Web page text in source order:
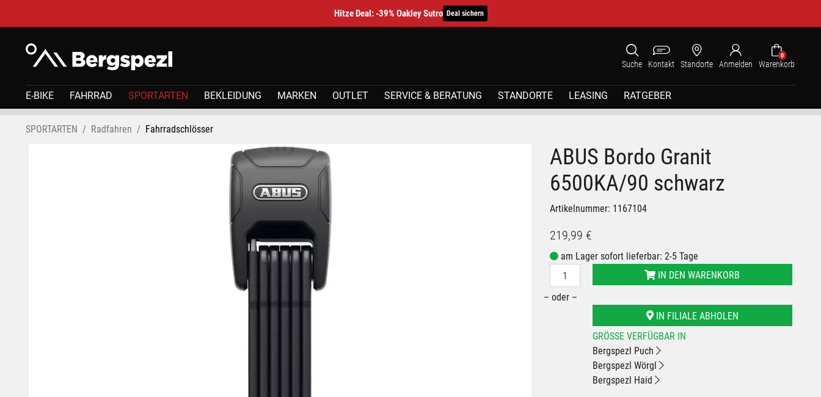
Hitze Deal: -39% Oakley Sutro Deal sichern
Suche Kontakt Standorte Anmelden
0
Warenkorb
E-BIKE FAHRRAD SPORTARTEN BEKLEIDUNG MARKEN OUTLET SERVICE & BERATUNG STANDORTE LEASING RATGEBER
SPORTARTEN Radfahren Fahrradschlösser
ABUS Bordo Granit
6500KA/90 schwarz
Artikelnummer: 1167104
219,99 €
am Lager sofort lieferbar: 2-5 Tage
IN DEN WARENKORB
– oder –
IN FILIALE ABHOLEN
GRÖSSE VERFÜGBAR IN
Bergspezl Puch
Bergspezl Wörgl
Bergspezl Haid